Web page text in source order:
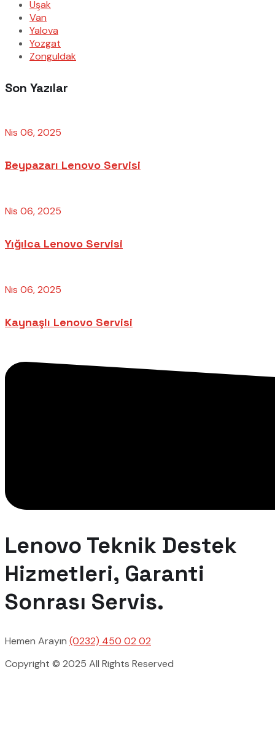
Uşak
Van
Yalova
Yozgat
Zonguldak
Son Yazılar
Nis 06, 2025
Beypazarı Lenovo Servisi
Nis 06, 2025
Yığılca Lenovo Servisi
Nis 06, 2025
Kaynaşlı Lenovo Servisi
Lenovo Teknik Destek
Hizmetleri, Garanti
Sonrası Servis.
Hemen Arayın (0232) 450 02 02
Copyright © 2025 All Rights Reserved